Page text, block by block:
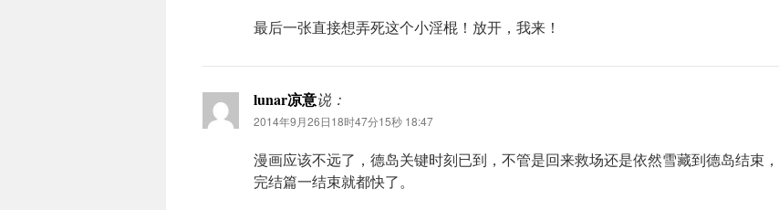
最后一张直接想弄死这个小淫棍！放开，我来！
lunar凉意说：
2014年9月26日18时47分15秒 18:47
漫画应该不远了，德岛关键时刻已到，不管是回来救场还是依然雪藏到德岛结束，
完结篇一结束就都快了。